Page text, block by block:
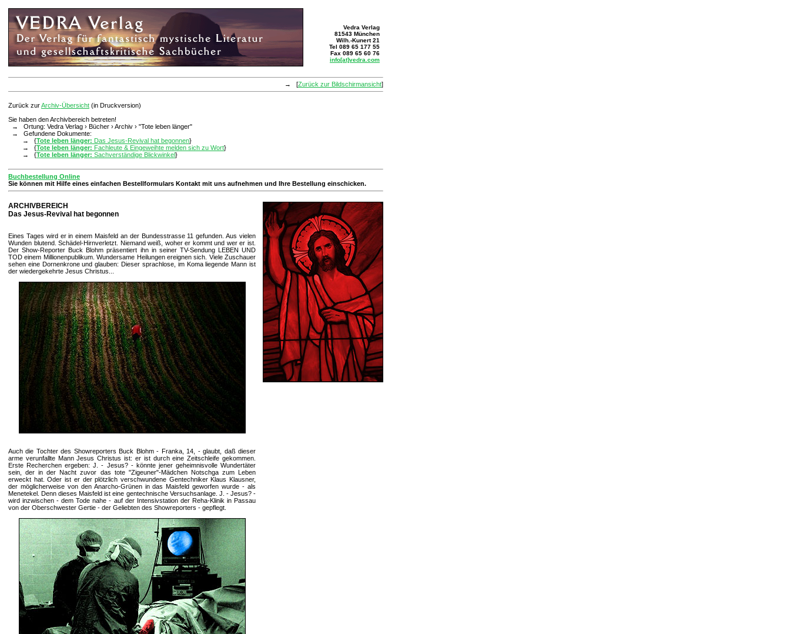
Vedra Verlag
81543 München
Wilh.-Kunert 21
Tel 089 65 177 55
Fax 089 65 60 76
info[at]vedra.com
→ [Zurück zur Bildschirmansicht]
Zurück zurArchiv-Übersicht (in Druckversion)
Sie haben den Archivbereich betreten!
→ Ortung: Vedra Verlag › Bücher › Archiv › "Tote leben länger"
→ Gefundene Dokumente:
→ {Tote leben länger: Das Jesus-Revival hat begonnen}
→ {Tote leben länger: Fachleute & Eingeweihte melden sich zu Wort}
→ {Tote leben länger: Sachverständige Blickwinkel}
Buchbestellung Online
Sie können mit Hilfe eines einfachen Bestellformulars Kontakt mit uns aufnehmen und Ihre Bestellung einschicken.
ARCHIVBEREICH
Das Jesus-Revival hat begonnen
Eines Tages wird er in einem Maisfeld an der Bundesstrasse 11 gefunden. Aus vielen
Wunden blutend. Schädel-Hirnverletzt. Niemand weiß, woher er kommt und wer er ist.
Der Show-Reporter Buck Blohm präsentiert ihn in seiner TV-Sendung LEBEN UND
TOD einem Millionenpublikum. Wundersame Heilungen ereignen sich. Viele Zuschauer
sehen eine Dornenkrone und glauben: Dieser sprachlose, im Koma liegende Mann ist
der wiedergekehrte Jesus Christus...
Auch die Tochter des Showreporters Buck Blohm - Franka, 14, - glaubt, daß dieser
arme verunfallte Mann Jesus Christus ist: er ist durch eine Zeitschleife gekommen.
Erste Recherchen ergeben: J. - Jesus? - könnte jener geheimnisvolle Wundertäter
sein, der in der Nacht zuvor das tote "Zigeuner"-Mädchen Notschga zum Leben
erweckt hat. Oder ist er der plötzlich verschwundene Gentechniker Klaus Klausner,
der möglicherweise von den Anarcho-Grünen in das Maisfeld geworfen wurde - als
Menetekel. Denn dieses Maisfeld ist eine gentechnische Versuchsanlage. J. - Jesus? -
wird inzwischen - dem Tode nahe - auf der Intensivstation der Reha-Klinik in Passau
von der Oberschwester Gertie - der Geliebten des Showreporters - gepflegt.